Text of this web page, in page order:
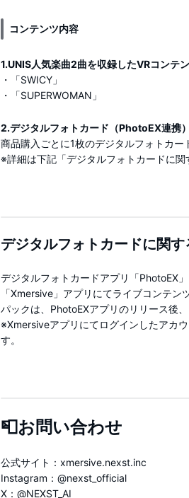
コンテンツ内容
1.UNIS人気楽曲2曲を収録したVRコンテ
・「SWICY」
・「SUPERWOMAN」
2.デジタルフォトカード（PhotoEX連携）
商品購入ごとに1枚のデジタルフォトカー
※詳細は下記「デジタルフォトカードに
デジタルフォトカードに関す
デジタルフォトカードアプリ「PhotoEX
「Xmersive」アプリにてライブコンテ
パックは、PhotoEXアプリのリリース後
※Xmersiveアプリにてログインしたアカ
す。
📮お問い合わせ
公式サイト：xmersive.nexst.inc
Instagram：@nexst_official
X：@NEXST_AI